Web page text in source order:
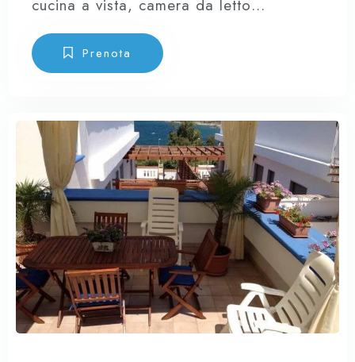
cucina a vista, camera da letto
matrimoniale con comodissimo lettino
che si realizza in seguito all’apertura
della poltrona letto + sofà letto nel
completi, magnifica terrazza,
completamente attrezzata con
spettacolare vista sulla Baia.
Prenota